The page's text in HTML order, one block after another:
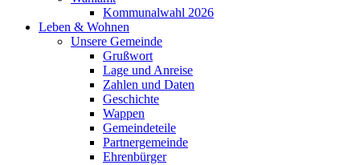
Kommunalwahl 2026
Leben & Wohnen
Unsere Gemeinde
Grußwort
Lage und Anreise
Zahlen und Daten
Geschichte
Wappen
Gemeindeteile
Partnergemeinde
Ehrenbürger